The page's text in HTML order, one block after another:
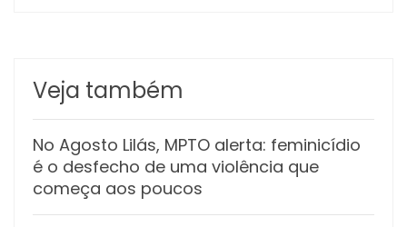
Veja também
No Agosto Lilás, MPTO alerta: feminicídio
é o desfecho de uma violência que
começa aos poucos